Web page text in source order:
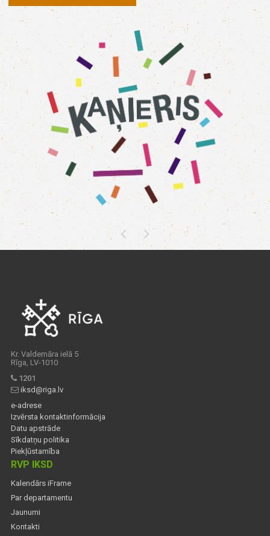
Kr. Valdemāra ielā 5
Rīga, LV-1010
1201
iksd@riga.lv
e-adrese
Izvērsta kontaktinformācija
Datu apstrāde
Sīkdatņu politika
Piekļūstamība
RVP IKSD
Kalendārs iFrame
Par departamentu
Jaunumi
Kontakti